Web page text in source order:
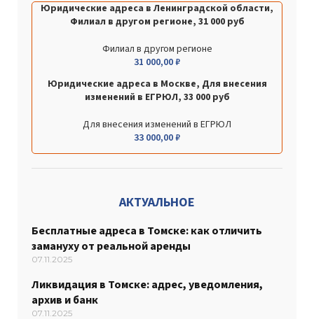
Юридические адреса в Ленинградской области,
Филиал в другом регионе, 31 000 руб
Филиал в другом регионе
31 000,00₽
Юридические адреса в Москве, Для внесения
изменений в ЕГРЮЛ, 33 000 руб
Для внесения изменений в ЕГРЮЛ
33 000,00₽
АКТУАЛЬНОЕ
Бесплатные адреса в Томске: как отличить
замануху от реальной аренды
07.11.2025
Ликвидация в Томске: адрес, уведомления,
архив и банк
07.11.2025